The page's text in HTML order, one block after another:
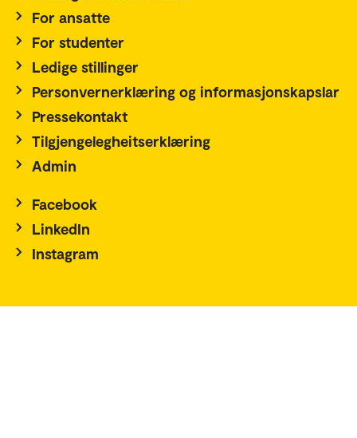
For ansatte
For studenter
Ledige stillinger
Personvernerklæring og informasjonskapslar
Pressekontakt
Tilgjengelegheitserklæring
Admin
Facebook
LinkedIn
Instagram